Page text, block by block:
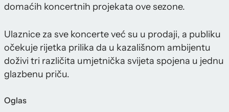
domaćih koncertnih projekata ove sezone.
Ulaznice za sve koncerte već su u prodaji, a publiku
očekuje rijetka prilika da u kazališnom ambijentu
doživi tri različita umjetnička svijeta spojena u jednu
glazbenu priču.
Oglas